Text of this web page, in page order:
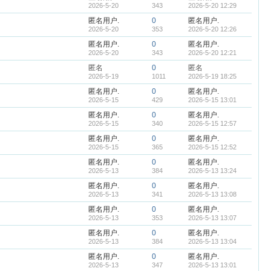
2026-5-20 343 2026-5-20 12:29
匿名用户.
2026-5-20
0
353
匿名用户.
2026-5-20 12:26
匿名用户.
2026-5-20
0
343
匿名用户.
2026-5-20 12:21
匿名
2026-5-19
0
1011
匿名
2026-5-19 18:25
匿名用户.
2026-5-15
0
429
匿名用户.
2026-5-15 13:01
匿名用户.
2026-5-15
0
340
匿名用户.
2026-5-15 12:57
匿名用户.
2026-5-15
0
365
匿名用户.
2026-5-15 12:52
匿名用户.
2026-5-13
0
384
匿名用户.
2026-5-13 13:24
匿名用户.
2026-5-13
0
341
匿名用户.
2026-5-13 13:08
匿名用户.
2026-5-13
0
353
匿名用户.
2026-5-13 13:07
匿名用户.
2026-5-13
0
384
匿名用户.
2026-5-13 13:04
匿名用户.
2026-5-13
0
347
匿名用户.
2026-5-13 13:01